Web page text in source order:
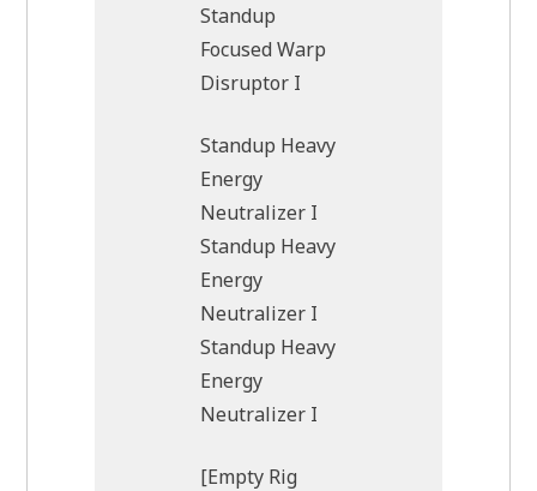
Standup
Focused Warp
Disruptor I
Standup Heavy
Energy
Neutralizer I
Standup Heavy
Energy
Neutralizer I
Standup Heavy
Energy
Neutralizer I
[Empty Rig